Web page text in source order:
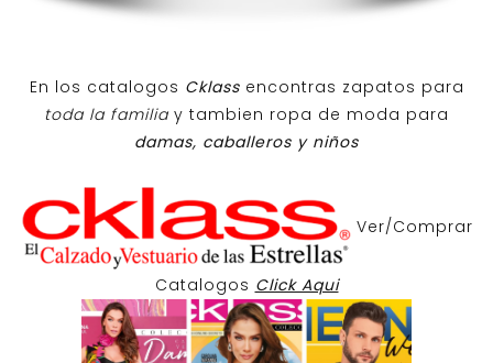
En los catalogos Cklass encontras zapatos para
toda la familiay tambien ropa de moda para
damas, caballeros y niños
Ver/Comprar
Catalogos Click Aqui